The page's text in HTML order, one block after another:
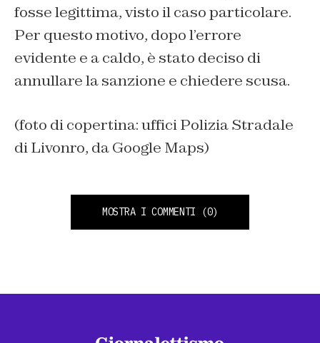
fosse legittima, visto il caso particolare.
Per questo motivo, dopo l’errore
evidente e a caldo, è stato deciso di
annullare la sanzione e chiedere scusa.
(foto di copertina: uffici Polizia Stradale
di Livonro, da Google Maps)
MOSTRA I COMMENTI (0)